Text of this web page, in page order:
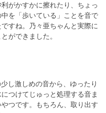
がかすかに擦れたり、ちょっ
を「歩いている」ことを音で
すね。乃々亜ちゃんと実際に
ができました。
し激しめの音から、ゆったり
つけてじゅっと処理する音ま
つです。もちろん、取り出す